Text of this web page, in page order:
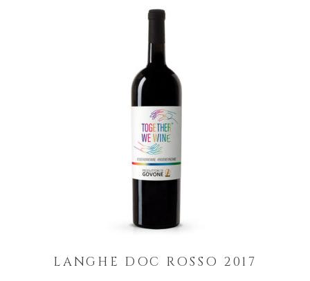
LANGHE DOC ROSSO 2017